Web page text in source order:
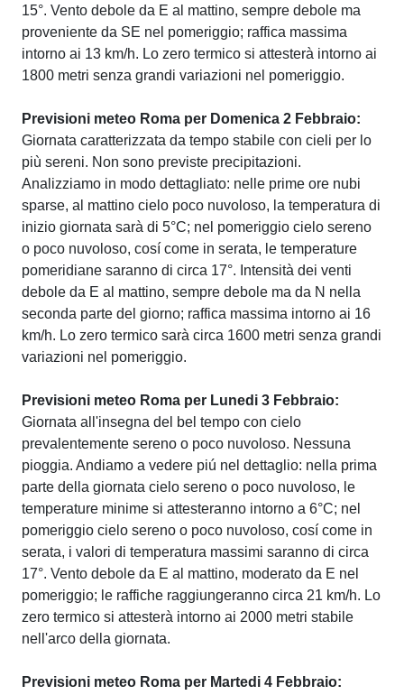
15°. Vento debole da E al mattino, sempre debole ma
proveniente da SE nel pomeriggio; raffica massima
intorno ai 13 km/h. Lo zero termico si attesterà intorno ai
1800 metri senza grandi variazioni nel pomeriggio.
Previsioni meteo Roma per Domenica 2 Febbraio:
Giornata caratterizzata da tempo stabile con cieli per lo
più sereni. Non sono previste precipitazioni.
Analizziamo in modo dettagliato: nelle prime ore nubi
sparse, al mattino cielo poco nuvoloso, la temperatura di
inizio giornata sarà di 5°C; nel pomeriggio cielo sereno
o poco nuvoloso, cosí come in serata, le temperature
pomeridiane saranno di circa 17°. Intensità dei venti
debole da E al mattino, sempre debole ma da N nella
seconda parte del giorno; raffica massima intorno ai 16
km/h. Lo zero termico sarà circa 1600 metri senza grandi
variazioni nel pomeriggio.
Previsioni meteo Roma per Lunedi 3 Febbraio:
Giornata all'insegna del bel tempo con cielo
prevalentemente sereno o poco nuvoloso. Nessuna
pioggia. Andiamo a vedere piú nel dettaglio: nella prima
parte della giornata cielo sereno o poco nuvoloso, le
temperature minime si attesteranno intorno a 6°C; nel
pomeriggio cielo sereno o poco nuvoloso, cosí come in
serata, i valori di temperatura massimi saranno di circa
17°. Vento debole da E al mattino, moderato da E nel
pomeriggio; le raffiche raggiungeranno circa 21 km/h. Lo
zero termico si attesterà intorno ai 2000 metri stabile
nell'arco della giornata.
Previsioni meteo Roma per Martedi 4 Febbraio: